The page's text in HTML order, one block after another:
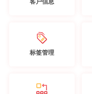
标签管理